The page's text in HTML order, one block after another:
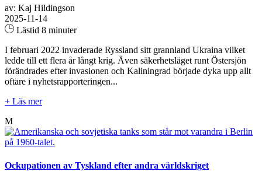
av: Kaj Hildingson
2025-11-14
Lästid 8 minuter
I februari 2022 invaderade Ryssland sitt grannland Ukraina vilket
ledde till ett flera år långt krig. Även säkerhetsläget runt Östersjön
förändrades efter invasionen och Kaliningrad började dyka upp allt
oftare i nyhetsrapporteringen...
+ Läs mer
M
Ockupationen av Tyskland efter andra världskriget